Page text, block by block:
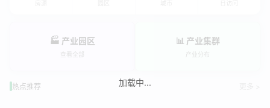
🏭 产业园区
查看全部
📊 产业集群
产业分布
热点推荐 加载中...